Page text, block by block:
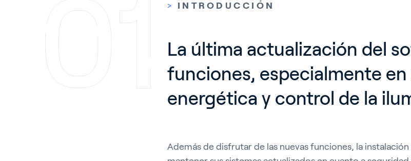
> INTRODUCCIÓN
La última actualización del
funciones, especialmente
energética y control de la
Además de disfrutar de las nuevas funciones, la